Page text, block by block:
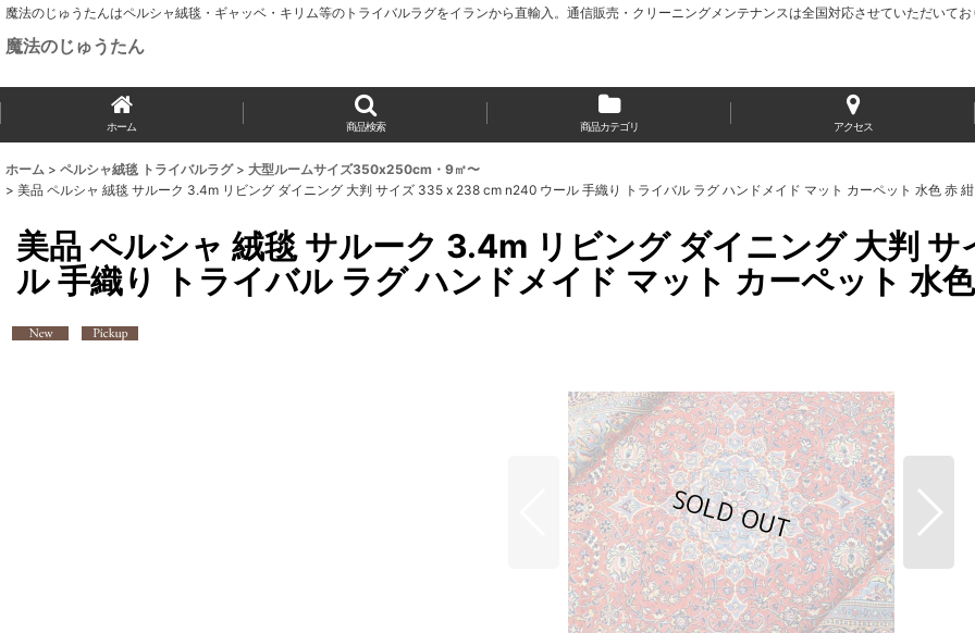
魔法のじゅうたんはペルシャ絨毯・ギャッベ・キリム等のトライバルラグをイランから直輸入。通信販売・クリーニングメンテナンスは全国対応させていただいて
魔法のじゅうたん
ホーム 商品検索 商品カテゴリ アクセス
ホーム > ペルシャ絨毯 トライバルラグ > 大型ルームサイズ350x250cm・9㎡〜
> 美品 ペルシャ 絨毯 サルーク 3.4m リビング ダイニング 大判 サイズ 335 x 238 cm n240 ウール 手織り トライバル ラグ ハンドメイド マット カーペット 水色 赤
美品 ペルシャ 絨毯 サルーク 3.4m リビング ダイニング 大判
ル 手織り トライバル ラグ ハンドメイド マット カーペット 水